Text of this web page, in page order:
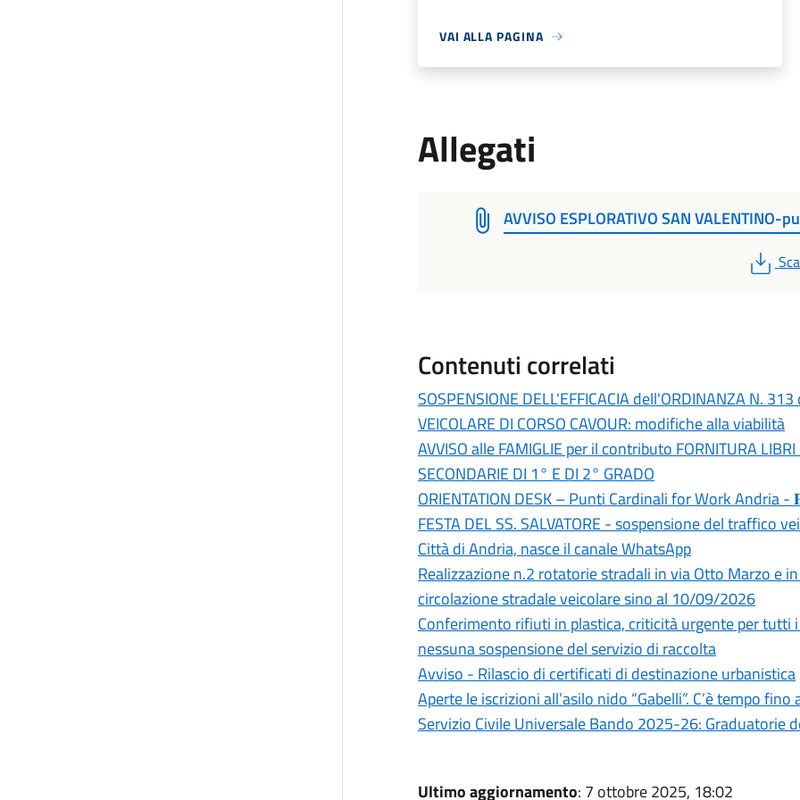
VAI ALLA PAGINA
Allegati
AVVISO ESPLORATIVO SAN VALENTINO-
Contenuti correlati
SOSPENSIONE DELL'EFFICACIA dell'ORDINANZA N.
VEICOLARE DI CORSO CAVOUR: modifiche alla viabilità
AVVISO alle FAMIGLIE per il contributo FORNITURA
SECONDARIE DI 1° E DI 2° GRADO
ORIENTATION DESK – Punti Cardinali for Work
FESTA DEL SS. SALVATORE - sospensione del traffico
Città di Andria, nasce il canale WhatsApp
Realizzazione n.2 rotatorie stradali in via Otto Marzo e
circolazione stradale veicolare sino al 10/09/2026
Conferimento rifiuti in plastica, criticità urgente per tutti
nessuna sospensione del servizio di raccolta
Avviso - Rilascio di certificati di destinazione urbanistica
Aperte le iscrizioni all’asilo nido “Gabelli”. C’è tempo
Servizio Civile Universale Bando 2025-26: Graduatorie
Ultimo aggiornamento: 7 ottobre 2025, 18:02